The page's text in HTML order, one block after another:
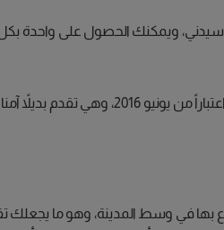
سيدني، ويمكنك الحصول على واحدة
الثمن لسيارات الأجرة.
بها في وسط المدينة، وهو ما